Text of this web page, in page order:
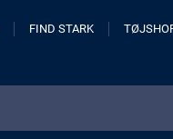
FIND STARK